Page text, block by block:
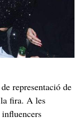
representació de
fira. A les